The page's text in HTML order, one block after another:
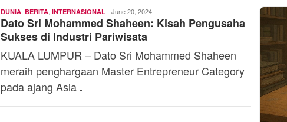
DUNIA, BERITA, INTERNASIONAL Ariff
Budiman
June 20, 2024
Dato Sri Mohammed Shaheen: Kisah Pengusaha
Sukses di Industri Pariwisata
KUALA LUMPUR – Dato Sri Mohammed Shaheen
meraih penghargaan Master Entrepreneur Category
pada ajang Asia .